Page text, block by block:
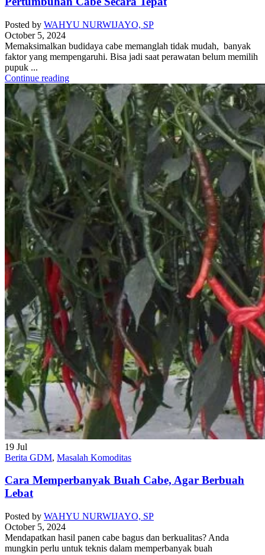
Posted by WAHYU NURWIJAYO, SP
October 5, 2024
Memaksimalkan budidaya cabe memanglah tidak mudah, banyak
faktor yang mempengaruhi. Bisa jadi saat perawatan belum memilih
pupuk ...
Continue reading
19 Jul
Berita GDM, Masalah Komoditas
Cara Memperbanyak Buah Cabe, Agar Berbuah
Lebat
Posted by WAHYU NURWIJAYO, SP
October 5, 2024
Mendapatkan hasil panen cabe bagus dan berkualitas? Anda
mungkin perlu untuk teknis dalam memperbanyak buah